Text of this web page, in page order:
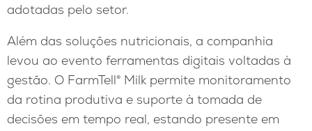
adotadas pelo setor.
Além das soluções nutricionais, a companhia
levou ao evento ferramentas digitais voltadas à
gestão. O FarmTell® Milk permite monitoramento
da rotina produtiva e suporte à tomada de
decisões em tempo real, estando presente em